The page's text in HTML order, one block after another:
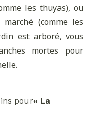
les thuyas), ou
(comme les
est arboré, vous
mortes pour
pour« La